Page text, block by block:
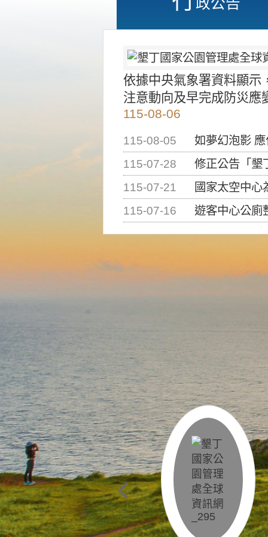
依據中央氣象署資料顯示
注意動向及早完成防災應
115-08-06
115-08-05
如夢幻泡影
115-07-28
修正公告「墾丁國家公
115-07-21
國家太空中心為辦理
115-07-16
遊客中心公廁